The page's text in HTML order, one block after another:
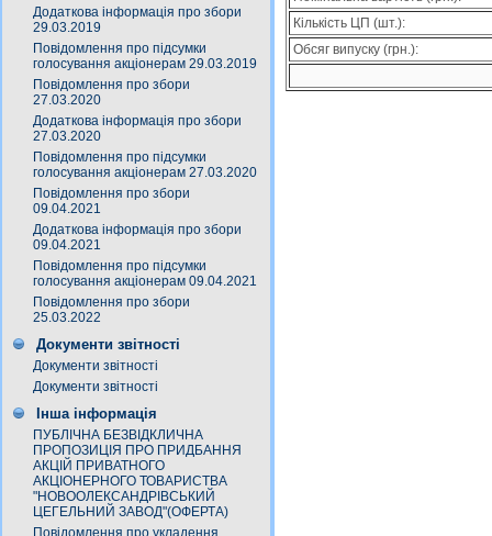
Додаткова інформація про збори
29.03.2019
Повідомлення про підсумки
голосування акціонерам 29.03.2019
Повідомлення про збори
27.03.2020
Додаткова інформація про збори
27.03.2020
Повідомлення про підсумки
голосування акціонерам 27.03.2020
Повідомлення про збори
09.04.2021
Додаткова інформація про збори
09.04.2021
Повідомлення про підсумки
голосування акціонерам 09.04.2021
Повідомлення про збори
25.03.2022
Документи звітності
Документи звітності
Документи звітності
Інша інформація
ПУБЛІЧНА БЕЗВІДКЛИЧНА
ПРОПОЗИЦІЯ ПРО ПРИДБАННЯ
АКЦІЙ ПРИВАТНОГО
АКЦІОНЕРНОГО ТОВАРИСТВА
"НОВООЛЕКСАНДРІВСЬКИЙ
ЦЕГЕЛЬНИЙ ЗАВОД"(ОФЕРТА)
Повідомлення про укладення
Кількість ЦП (шт.):
Обсяг випуску (грн.):